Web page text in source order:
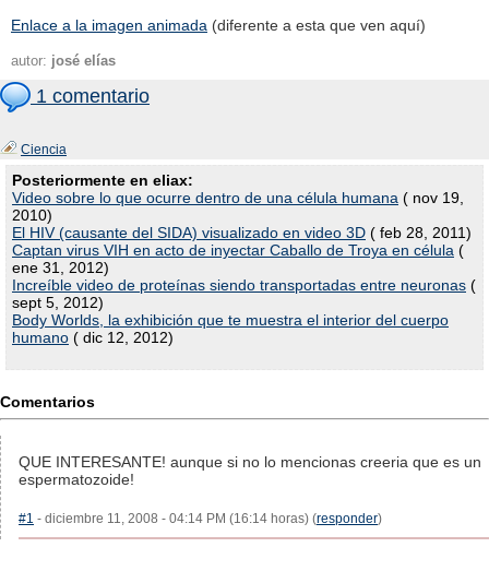
Enlace a la imagen animada (diferente a esta que ven aquí)
autor: josé elías
1 comentario
Ciencia
Posteriormente en eliax:
Video sobre lo que ocurre dentro de una célula humana ( nov 19,
2010)
El HIV (causante del SIDA) visualizado en video 3D ( feb 28, 2011)
Captan virus VIH en acto de inyectar Caballo de Troya en célula (
ene 31, 2012)
Increíble video de proteínas siendo transportadas entre neuronas (
sept 5, 2012)
Body Worlds, la exhibición que te muestra el interior del cuerpo
humano ( dic 12, 2012)
Comentarios
QUE INTERESANTE! aunque si no lo mencionas creeria que es un
espermatozoide!
#1 - diciembre 11, 2008 - 04:14 PM (16:14 horas) (responder)